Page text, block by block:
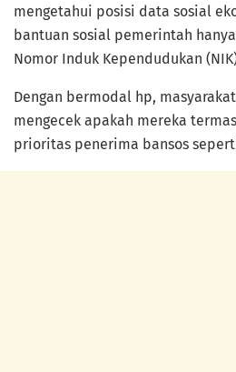
mengetahui posisi data sosial
bantuan sosial pemerintah
Nomor Induk Kependudukan
Dengan bermodal hp,
mengecek apakah mereka
prioritas penerima bansos seperti